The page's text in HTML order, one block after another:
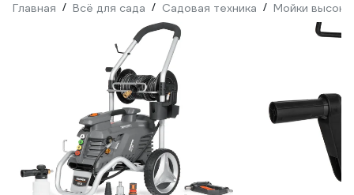
Главная / Всё для сада / Садовая техника / Мойки